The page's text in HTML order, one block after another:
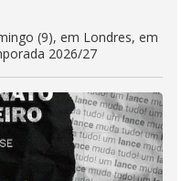
(9), em Londres, em
2026/27